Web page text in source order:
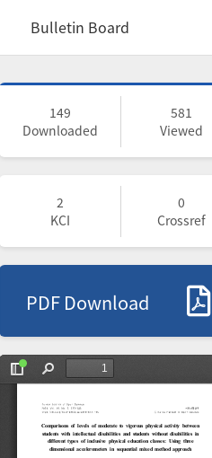
Bulletin Board
149
Downloaded
581
Viewed
2
KCI
0
Crossref
PDF Download